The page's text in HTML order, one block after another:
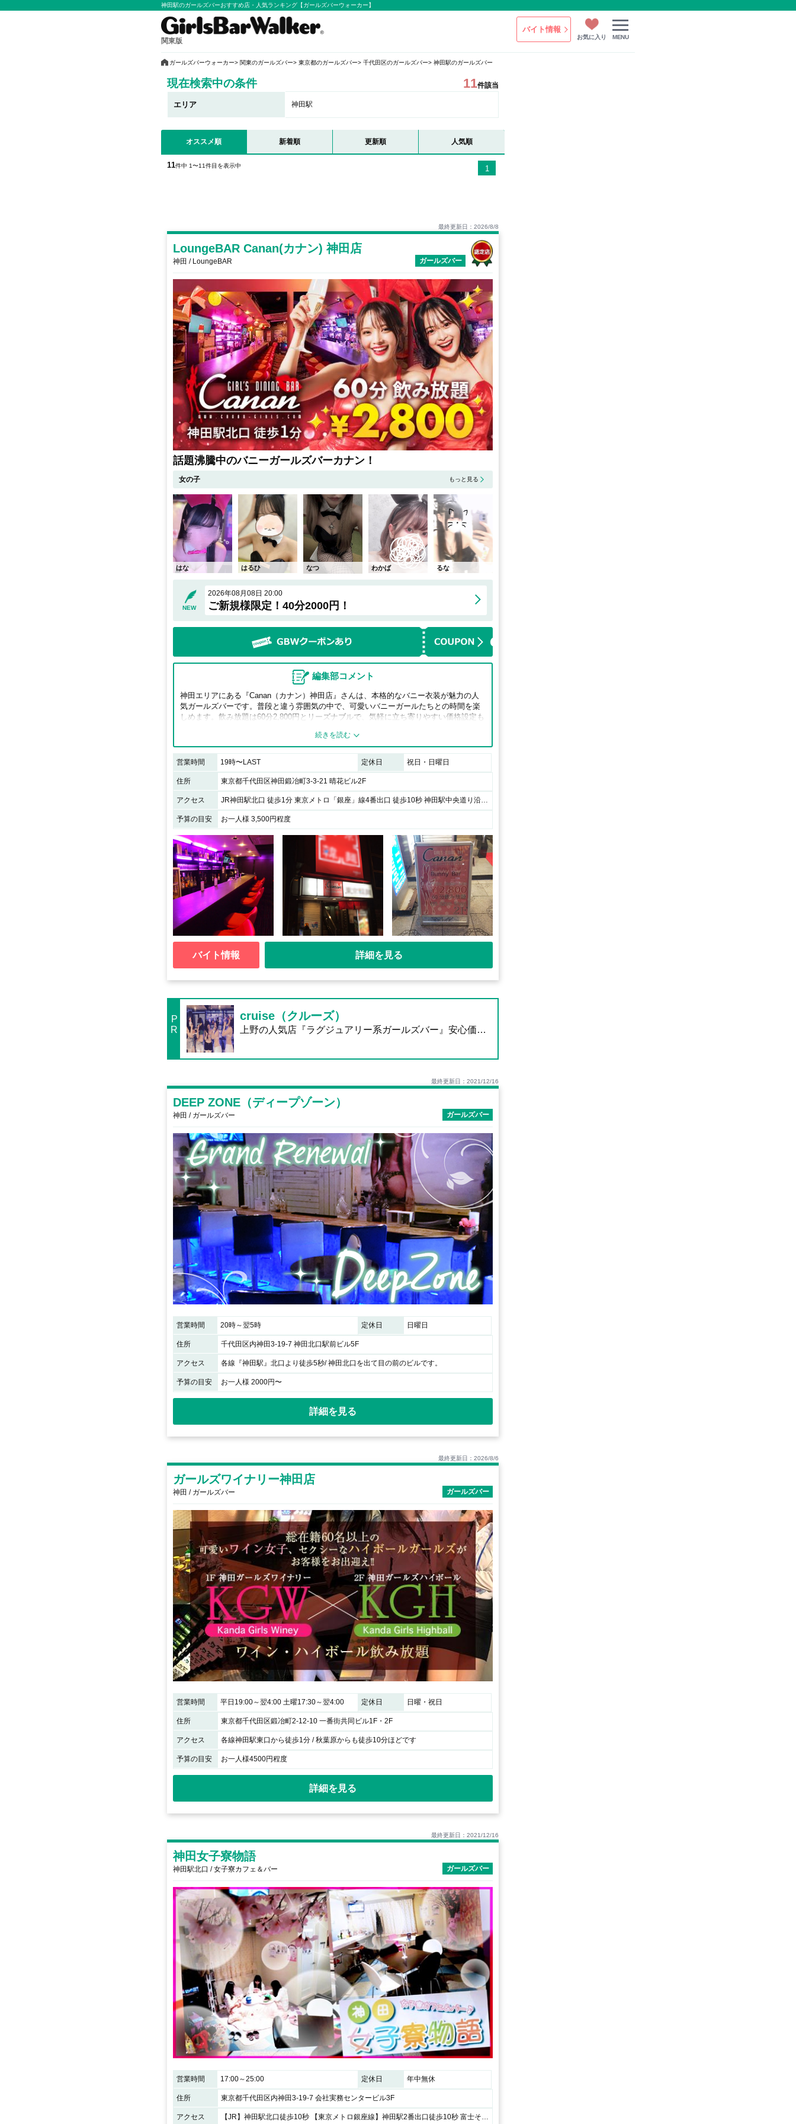
神田駅のガールズバーおすすめ店・人気ランキング【ガールズバーウォーカー】
関東版
バイト情報
お気に入り MENU
ガールズバーウォーカー 関東のガールズバー 東京都のガールズバー 千代田区のガールズバー 神田駅のガールズバー
現在検索中の条件 11件該当
エリア 神田駅
オススメ順 新着順 更新順 人気順
11件中 1〜11件目を表示中 1
最終更新日：2026/8/8
LoungeBAR Canan(カナン) 神田店
神田 / LoungeBAR ガールズバー
話題沸騰中のバニーガールズバーカナン！
女の子 もっと見る
はな はるひ なつ わかば るな
NEW
2026年08月08日 20:00
ご新規様限定！40分2000円！
編集部コメント
神田エリアにある『Canan（カナン）神田店』さんは、本格的なバニー衣装が魅力の人
気ガールズバーです。普段と違う雰囲気の中で、可愛いバニーガールたちとの時間を楽
しめます。飲み放題は60分2,800円とリーズナブルで、気軽に立ち寄りやすい価格設定も
営業時間 19時〜LAST 定休日 祝日・日曜日
住所 東京都千代田区神田鍛冶町3-3-21 晴花ビル2F
アクセス
予算の目安 お一人様 3,500円程度
バイト情報 詳細を見る
P
R
cruise（クルーズ）
上野の人気店『ラグジュアリー系ガールズバー』安心価格で飲み放題☆
最終更新日：2021/12/16
DEEP ZONE（ディープゾーン）
神田 / ガールズバー ガールズバー
営業時間 20時～翌5時 定休日 日曜日
住所 千代田区内神田3-19-7 神田北口駅前ビル5F
アクセス 各線『神田駅』北口より徒歩5秒/ 神田北口を出て目の前のビルです。
予算の目安 お一人様 2000円〜
詳細を見る
最終更新日：2026/8/6
ガールズワイナリー神田店
神田 / ガールズバー ガールズバー
営業時間 平日19:00～翌4:00 土曜17:30～翌4:00 定休日 日曜・祝日
住所 東京都千代田区鍛冶町2-12-10 一番街共同ビル1F・2F
アクセス 各線神田駅東口から徒歩1分 / 秋葉原からも徒歩10分ほどです
予算の目安 お一人様4500円程度
詳細を見る
最終更新日：2021/12/16
神田女子寮物語
神田駅北口 / 女子寮カフェ＆バー ガールズバー
営業時間 17:00～25:00 定休日 年中無休
住所 東京都千代田区内神田3-19-7 会社実務センタービル3F
アクセス